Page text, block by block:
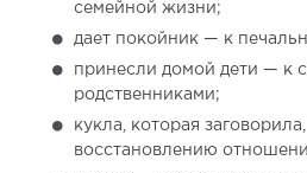
семейной жизни;
дает покойник — к
принесли домой дети — к
родственниками;
кукла, которая
восстановлению